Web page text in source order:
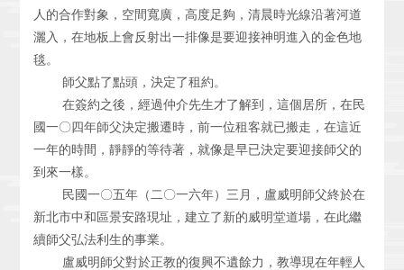
人的合作對象，空間寬廣，高度足夠，清晨時光線沿著河道
灑入，在地板上會反射出一排像是要迎接神明進入的金色地
毯。
師父點了點頭，決定了租約。
在簽約之後，經過仲介先生才了解到，這個居所，在民
國一〇四年師父決定搬遷時，前一位租客就已搬走，在這近
一年的時間，靜靜的等待著，就像是早已決定要迎接師父的
到來一樣。
民國一〇五年（二〇一六年）三月，盧威明師父終於在
新北市中和區景安路現址，建立了新的威明堂道場，在此繼
續師父弘法利生的事業。
盧威明師父對於正教的復興不遺餘力，教導現在年輕人